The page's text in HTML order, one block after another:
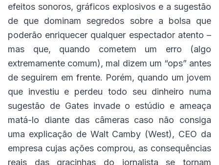
efeitos sonoros, gráficos explosivos e a sugestão
de que dominam segredos sobre a bolsa que
poderão enriquecer qualquer espectador atento –
mas que, quando cometem um erro (algo
extremamente comum), mal dizem um “ops” antes
de seguirem em frente. Porém, quando um jovem
que investiu e perdeu todo seu dinheiro numa
sugestão de Gates invade o estúdio e ameaça
matá-lo diante das câmeras caso não consiga
uma explicação de Walt Camby (West), CEO da
empresa cujas ações comprou, as consequências
reais das gracinhas do jornalista se tornam